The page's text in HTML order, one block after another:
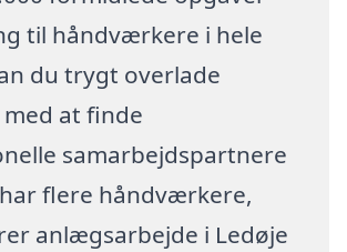
til håndværkere i hele
du trygt overlade
at finde
samarbejdspartnere
flere håndværkere,
anlægsarbejde i Ledøje